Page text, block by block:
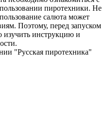
пиротехники. Не
салюта может
Поэтому, перед запуском
изучить инструкцию и